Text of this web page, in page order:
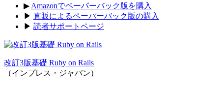
▶ Amazonでペーパーバック版を購入
▶ 直販によるペーパーバック版の購入
▶ 読者サポートページ
改訂3版基礎 Ruby on Rails
（インプレス・ジャパン）